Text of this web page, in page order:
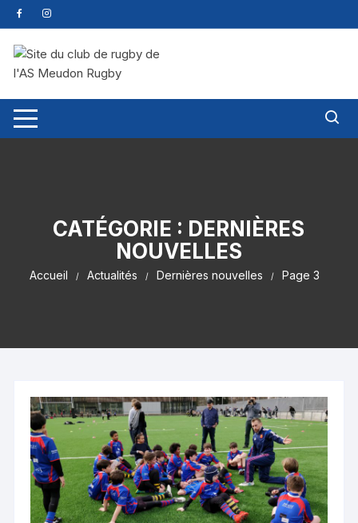
CATÉGORIE : DERNIÈRES
NOUVELLES
Accueil Actualités Dernières nouvelles Page 3